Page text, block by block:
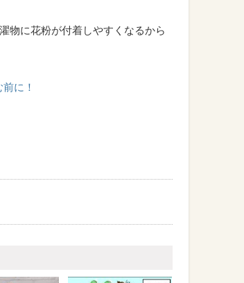
物に花粉が付着しやすくなるから
に！